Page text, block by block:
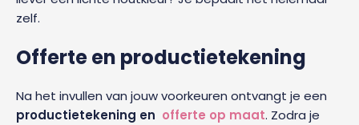
zelf.
Offerte en productietekening
Na het invullen van jouw voorkeuren ontvangt je een
productietekening en offerte op maat. Zodra je